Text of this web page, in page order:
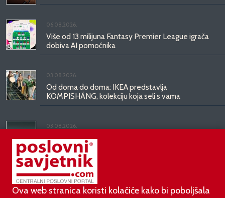
06.08.2026.
Više od 13 milijuna Fantasy Premier League igrača
dobiva AI pomoćnika
03.08.2026.
Od doma do doma: IKEA predstavlja
KOMPISHÄNG, kolekciju koja seli s vama
03.08.2026.
Kineski BYD predstavio luksuznu limuzinu veću od
Mercedesove S-klase, obećava domet do 1.000
kilometara
Ova web stranica koristi kolačiće kako bi poboljšala